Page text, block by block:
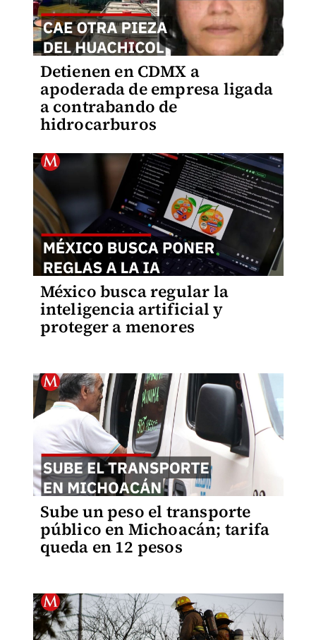
Detienen en CDMX a
apoderada de empresa ligada
a contrabando de
hidrocarburos
México busca regular la
inteligencia artificial y
proteger a menores
Sube un peso el transporte
público en Michoacán; tarifa
queda en 12 pesos